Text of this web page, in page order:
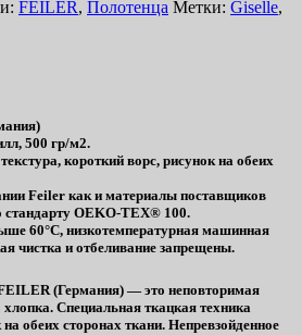
FEILER, Полотенца Метки: Giselle,
500 гр/м2.
короткий ворс, рисунок на обеих
Feiler как и материалы поставщиков
OEKO-TEX® 100.
60°C, низкотемпературная машинная
чистка и отбеливание запрещены.
(Германия) — это неповторимая
Специальная ткацкая техника
обеих сторонах ткани. Непревзойденное